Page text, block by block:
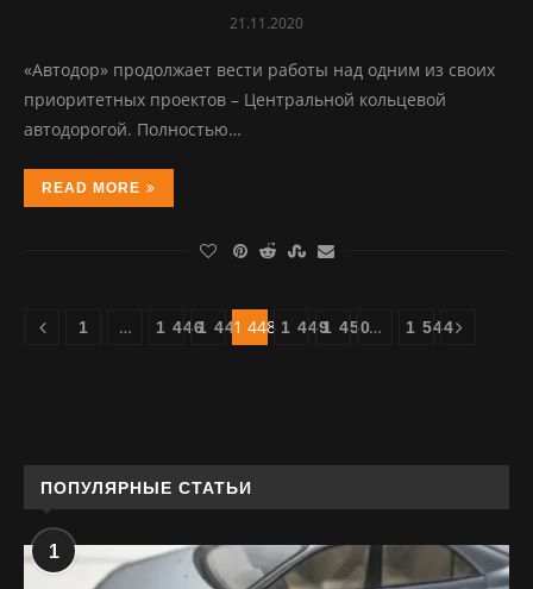
21.11.2020
«Автодор» продолжает вести работы над одним из своих
приоритетных проектов – Центральной кольцевой
автодорогой. Полностью…
READ MORE
1 … 1 4461 4471 448 1 4491 450… 1 544
ПОПУЛЯРНЫЕ СТАТЬИ
1